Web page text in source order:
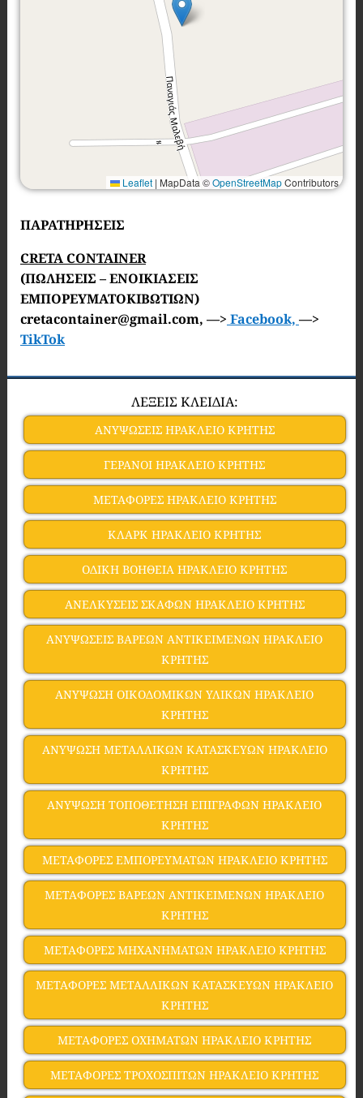
Leaflet | MapData ©OpenStreetMapContributors
ΠΑΡΑΤΗΡΗΣΕΙΣ
CRETA CONTAINER
(ΠΩΛΗΣΕΙΣ – ΕΝΟΙΚΙΑΣΕΙΣ
ΕΜΠΟΡΕΥΜΑΤΟΚΙΒΩΤΙΩΝ)
cretacontainer@gmail.com, —> Facebook, —>
TikTok
ΛΕΞΕΙΣ ΚΛΕΙΔΙΑ:
ΑΝΥΨΩΣΕΙΣ ΗΡΑΚΛΕΙΟ ΚΡΗΤΗΣ
ΓΕΡΑΝΟΙ ΗΡΑΚΛΕΙΟ ΚΡΗΤΗΣ
ΜΕΤΑΦΟΡΕΣ ΗΡΑΚΛΕΙΟ ΚΡΗΤΗΣ
ΚΛΑΡΚ ΗΡΑΚΛΕΙΟ ΚΡΗΤΗΣ
ΟΔΙΚΗ ΒΟΗΘΕΙΑ ΗΡΑΚΛΕΙΟ ΚΡΗΤΗΣ
ΑΝΕΛΚΥΣΕΙΣ ΣΚΑΦΩΝ ΗΡΑΚΛΕΙΟ ΚΡΗΤΗΣ
ΑΝΥΨΩΣΕΙΣ ΒΑΡΕΩΝ ΑΝΤΙΚΕΙΜΕΝΩΝ ΗΡΑΚΛΕΙΟ
ΚΡΗΤΗΣ
ΑΝΥΨΩΣΗ ΟΙΚΟΔΟΜΙΚΩΝ ΥΛΙΚΩΝ ΗΡΑΚΛΕΙΟ
ΚΡΗΤΗΣ
ΑΝΥΨΩΣΗ ΜΕΤΑΛΛΙΚΩΝ ΚΑΤΑΣΚΕΥΩΝ ΗΡΑΚΛΕΙΟ
ΚΡΗΤΗΣ
ΑΝΥΨΩΣΗ ΤΟΠΟΘΕΤΗΣΗ ΕΠΙΓΡΑΦΩΝ ΗΡΑΚΛΕΙΟ
ΚΡΗΤΗΣ
ΜΕΤΑΦΟΡΕΣ ΕΜΠΟΡΕΥΜΑΤΩΝ ΗΡΑΚΛΕΙΟ ΚΡΗΤΗΣ
ΜΕΤΑΦΟΡΕΣ ΒΑΡΕΩΝ ΑΝΤΙΚΕΙΜΕΝΩΝ ΗΡΑΚΛΕΙΟ
ΚΡΗΤΗΣ
ΜΕΤΑΦΟΡΕΣ ΜΗΧΑΝΗΜΑΤΩΝ ΗΡΑΚΛΕΙΟ ΚΡΗΤΗΣ
ΜΕΤΑΦΟΡΕΣ ΜΕΤΑΛΛΙΚΩΝ ΚΑΤΑΣΚΕΥΩΝ ΗΡΑΚΛΕΙΟ
ΚΡΗΤΗΣ
ΜΕΤΑΦΟΡΕΣ ΟΧΗΜΑΤΩΝ ΗΡΑΚΛΕΙΟ ΚΡΗΤΗΣ
ΜΕΤΑΦΟΡΕΣ ΤΡΟΧΟΣΠΙΤΩΝ ΗΡΑΚΛΕΙΟ ΚΡΗΤΗΣ